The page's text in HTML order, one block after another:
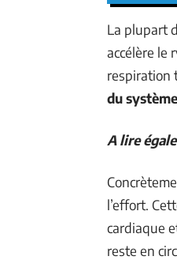
La plupart
accélère le
respiration
du
A lire
l’effort.
cardiaque
reste en